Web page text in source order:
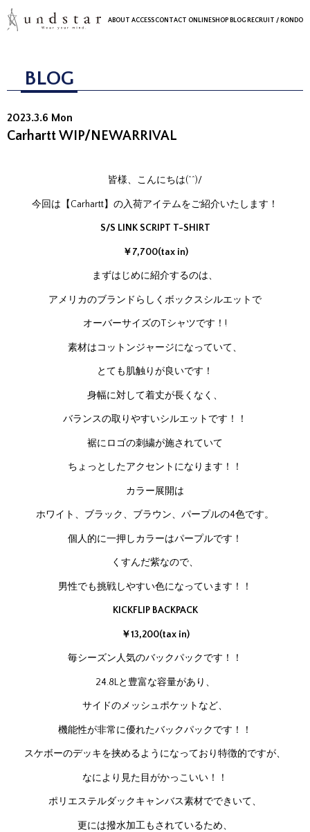
ABOUT ACCESSCONTACT ONLINESHOP BLOG RECRUIT / RONDO
BLOG
2023.3.6 Mon
Carhartt WIP/NEWARRIVAL
皆様、こんにちは(^^)/
今回は【Carhartt】の入荷アイテムをご紹介いたします！
S/S LINK SCRIPT T-SHIRT
￥7,700(tax in)
まずはじめに紹介するのは、
アメリカのブランドらしくボックスシルエットで
オーバーサイズのTシャツです！!
素材はコットンジャージになっていて、
とても肌触りが良いです！
身幅に対して着丈が長くなく、
バランスの取りやすいシルエットです！！
裾にロゴの刺繍が施されていて
ちょっとしたアクセントになります！！
カラー展開は
ホワイト、ブラック、ブラウン、パープルの4色です。
個人的に一押しカラーはパープルです！
くすんだ紫なので、
男性でも挑戦しやすい色になっています！！
KICKFLIP BACKPACK
￥13,200(tax in)
毎シーズン人気のバックパックです！！
24.8Lと豊富な容量があり、
サイドのメッシュポケットなど、
機能性が非常に優れたバックパックです！！
スケボーのデッキを挟めるようになっており特徴的ですが、
なにより見た目がかっこいい！！
ポリエステルダックキャンバス素材でできいて、
更には撥水加工もされているため、